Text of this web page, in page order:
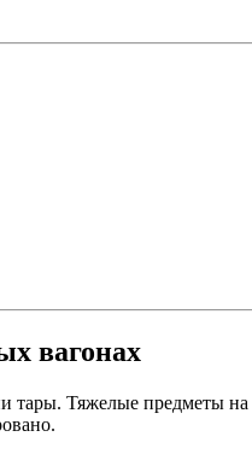
вагонах
тары. Тяжелые предметы